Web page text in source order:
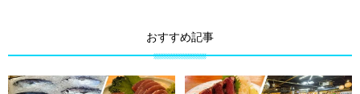
おすすめ記事